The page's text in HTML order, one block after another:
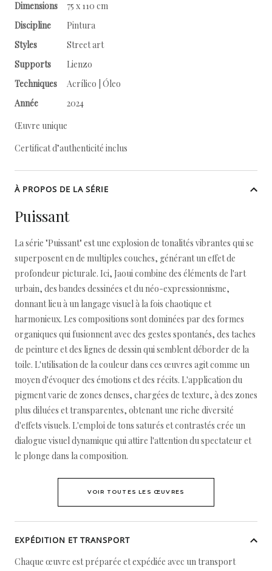
Dimensions
75 x 110 cm
Discipline
Pintura
Styles
Street art
Supports
Lienzo
Techniques
Acrílico | Óleo
Année
2024
Œuvre unique
Certificat d’authenticité inclus
À PROPOS DE LA SÉRIE
Puissant
La série "Puissant" est une explosion de tonalités vibrantes qui se
superposent en de multiples couches, générant un effet de
profondeur picturale. Ici, Jaoui combine des éléments de l'art
urbain, des bandes dessinées et du néo-expressionnisme,
donnant lieu à un langage visuel à la fois chaotique et
harmonieux. Les compositions sont dominées par des formes
organiques qui fusionnent avec des gestes spontanés, des taches
de peinture et des lignes de dessin qui semblent déborder de la
toile. L'utilisation de la couleur dans ces œuvres agit comme un
moyen d'évoquer des émotions et des récits. L'application du
pigment varie de zones denses, chargées de texture, à des zones
plus diluées et transparentes, obtenant une riche diversité
d'effets visuels. L'emploi de tons saturés et contrastés crée un
dialogue visuel dynamique qui attire l'attention du spectateur et
le plonge dans la composition.
VOIR TOUTES LES ŒUVRES
EXPÉDITION ET TRANSPORT
Chaque œuvre est préparée et expédiée avec un transport